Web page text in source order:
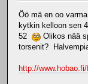
Öö mä en oo
kytkin kelloon sen
52
Olikos nää
torsenit?
http://